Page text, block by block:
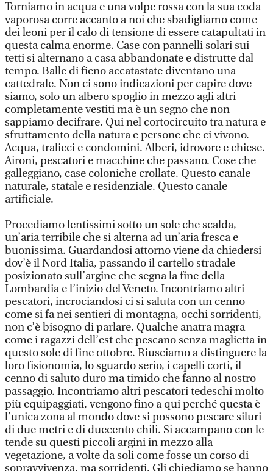
Torniamo in acqua e una volpe rossa con la sua coda
vaporosa corre accanto a noi che sbadigliamo come
dei leoni per il calo di tensione di essere catapultati in
questa calma enorme. Case con pannelli solari sui
tetti si alternano a casa abbandonate e distrutte dal
tempo. Balle di fieno accatastate diventano una
cattedrale. Non ci sono indicazioni per capire dove
siamo, solo un albero spoglio in mezzo agli altri
completamente vestiti ma è un segno che non
sappiamo decifrare. Qui nel cortocircuito tra natura e
sfruttamento della natura e persone che ci vivono.
Acqua, tralicci e condomini. Alberi, idrovore e chiese.
Aironi, pescatori e macchine che passano. Cose che
galleggiano, case coloniche crollate. Questo canale
naturale, statale e residenziale. Questo canale
artificiale.
Procediamo lentissimi sotto un sole che scalda,
un’aria terribile che si alterna ad un’aria fresca e
buonissima. Guardandosi attorno viene da chiedersi
dov’è il Nord Italia, passando il cartello stradale
posizionato sull’argine che segna la fine della
Lombardia e l’inizio del Veneto. Incontriamo altri
pescatori, incrociandosi ci si saluta con un cenno
come si fa nei sentieri di montagna, occhi sorridenti,
non c’è bisogno di parlare. Qualche anatra magra
come i ragazzi dell’est che pescano senza maglietta in
questo sole di fine ottobre. Riusciamo a distinguere la
loro fisionomia, lo sguardo serio, i capelli corti, il
cenno di saluto duro ma timido che fanno al nostro
passaggio. Incontriamo altri pescatori tedeschi molto
più equipaggiati, vengono fino a qui perché questa è
l’unica zona al mondo dove si possono pescare siluri
di due metri e di duecento chili. Si accampano con le
tende su questi piccoli argini in mezzo alla
vegetazione, a volte da soli come fosse un corso di
sopravvivenza, ma sorridenti. Gli chiediamo se hanno